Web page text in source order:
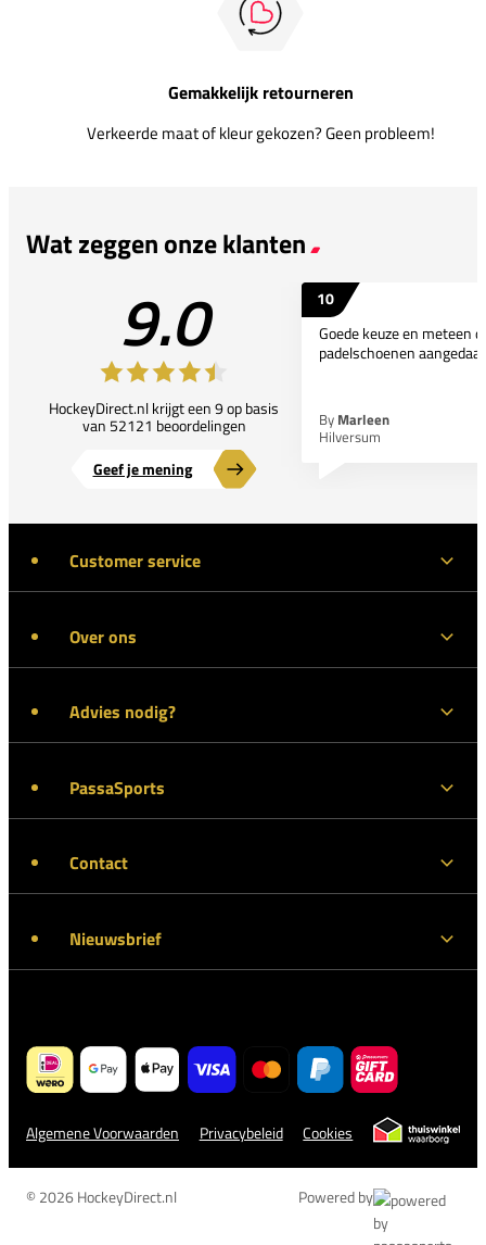
Gemakkelijk retourneren
Verkeerde maat of kleur gekozen? Geen probleem!
Wat zeggen onze klanten
9.0
HockeyDirect.nl krijgt een 9 op basis
van 52121 beoordelingen
Geef je mening
10
Goede keuze en meteen
padelschoenen
By Marleen
Hilversum
Customer service
Over ons
Advies nodig?
PassaSports
Contact
Nieuwsbrief
Algemene Voorwaarden Privacybeleid Cookies
© 2026 HockeyDirect.nl Powered by